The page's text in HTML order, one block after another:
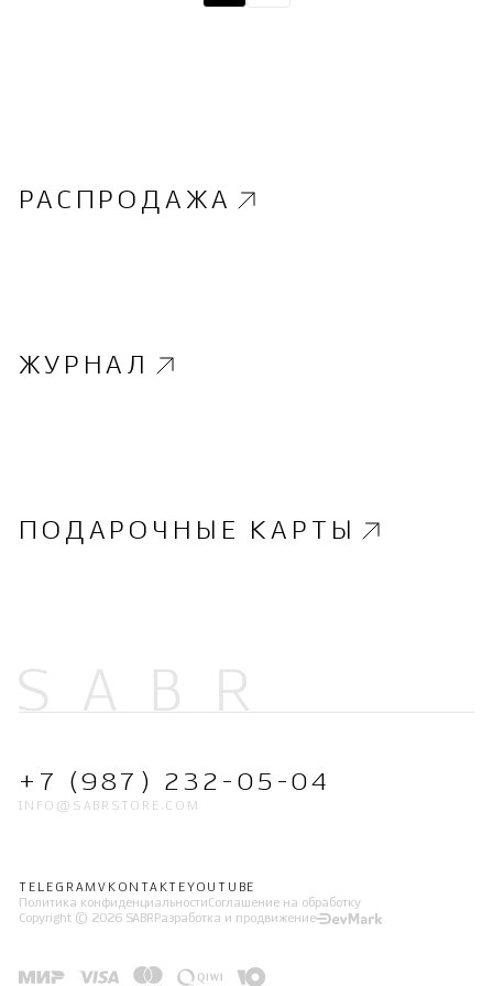
РАСПРОДАЖА
ЖУРНАЛ
ПОДАРОЧНЫЕ КАРТЫ
+7 (987) 232-05-04
INFO@SABRSTORE.COM
TELEGRAMVKONTAKTE YOUTUBE
Политика конфиденциальности Соглашение на обработку
Copyright © 2026 SABR Разработка и продвижение